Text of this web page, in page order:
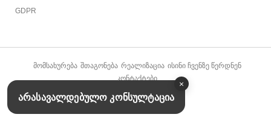
GDPR
ᲛᲝᲛᲡᲐᲮᲣᲠᲔᲑᲐ ᲨᲗᲐᲒᲝᲜᲔᲑᲐ ᲠᲔᲐᲚᲘᲖᲐᲪᲘᲐ ᲘᲡᲘᲜᲘ ᲩᲕᲔᲜᲖᲔ ᲬᲔᲠᲓᲜᲔᲜ
ᲙᲝᲜᲢᲐᲥᲢᲔᲑᲘ
არასავალდებულო კონსულტაცია
×